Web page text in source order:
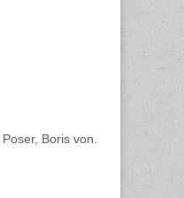
Boris von.